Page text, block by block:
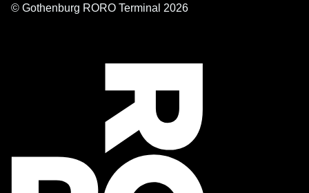
© Gothenburg RORO Terminal 2026